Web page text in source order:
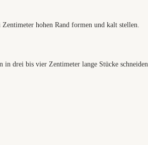
hohen Rand formen und kalt stellen.
in drei bis vier Zentimeter lange Stücke schneiden.